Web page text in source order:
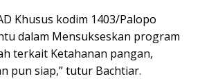
Khusus kodim 1403/Palopo
dalam Mensukseskan program
terkait Ketahanan pangan,
pun siap,” tutur Bachtiar.